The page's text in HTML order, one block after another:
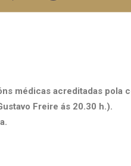
médicas acreditadas pola
Freire ás 20.30 h.).